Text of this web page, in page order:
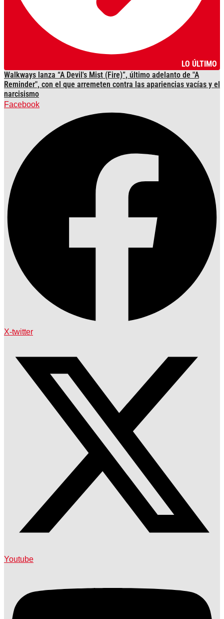
LO ÚLTIMO
Walkways lanza “A Devil's Mist (Fire)”, último adelanto de "A
Reminder", con el que arremeten contra las apariencias vacías y el
narcisismo
Facebook
X-twitter
Youtube